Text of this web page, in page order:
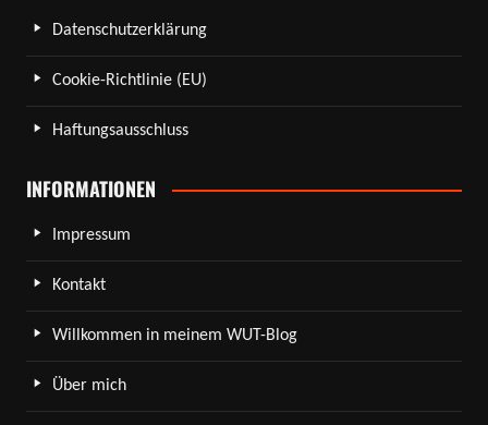
Datenschutzerklärung
Cookie-Richtlinie (EU)
Haftungsausschluss
INFORMATIONEN
Impressum
Kontakt
Willkommen in meinem WUT-Blog
Über mich